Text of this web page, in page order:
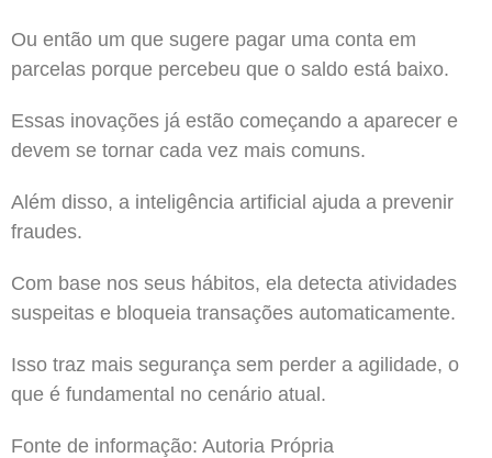
Ou então um que sugere pagar uma conta em
parcelas porque percebeu que o saldo está baixo.
Essas inovações já estão começando a aparecer e
devem se tornar cada vez mais comuns.
Além disso, a inteligência artificial ajuda a prevenir
fraudes.
Com base nos seus hábitos, ela detecta atividades
suspeitas e bloqueia transações automaticamente.
Isso traz mais segurança sem perder a agilidade, o
que é fundamental no cenário atual.
Fonte de informação: Autoria Própria